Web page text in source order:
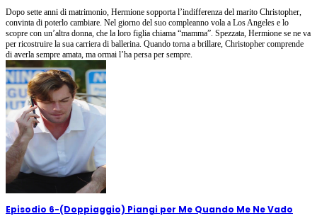
Dopo sette anni di matrimonio, Hermione sopporta l’indifferenza del marito Christopher,
convinta di poterlo cambiare. Nel giorno del suo compleanno vola a Los Angeles e lo
scopre con un’altra donna, che la loro figlia chiama “mamma”. Spezzata, Hermione se ne va
per ricostruire la sua carriera di ballerina. Quando torna a brillare, Christopher comprende
di averla sempre amata, ma ormai l’ha persa per sempre.
Episodio 6-(Doppiaggio) Piangi per Me Quando Me Ne Vado